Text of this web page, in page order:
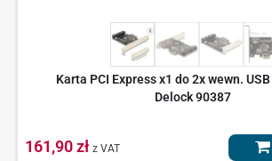
Karta PCI Express x1 do 2x wewn.
Delock 90387
161,90 zł z VAT